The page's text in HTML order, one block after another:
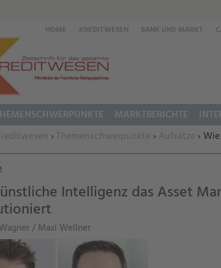
HOME KREDITWESEN BANK UND MARKT
sich hier:› Themenschwerpunkte › Aufsätze ›
Intelligenz das Asset
/ Maxi Wellner
MARKTBERICHTE